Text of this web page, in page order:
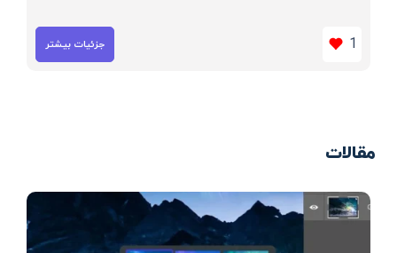
1 جزئیات بیشتر
مقالات